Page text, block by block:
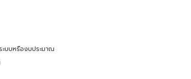
ะบบหรืองบประมาณ